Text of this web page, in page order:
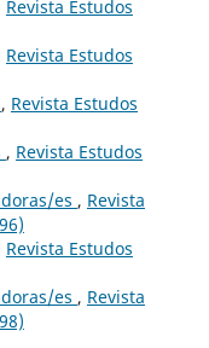
Revista Estudos
Revista Estudos
, Revista Estudos
, Revista Estudos
es , Revista
Revista Estudos
es , Revista